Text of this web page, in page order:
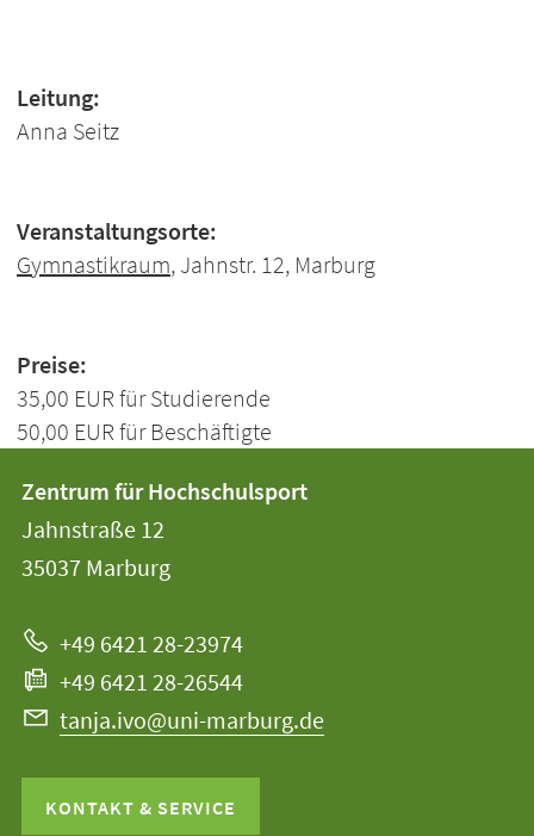
Leitung:
Anna Seitz
Veranstaltungsorte:
Gymnastikraum, Jahnstr. 12, Marburg
Preise:
35,00 EUR für Studierende
50,00 EUR für Beschäftigte
Kontakt
und
Informationen
Website
der
Universität
Marburg
Zentrum für Hochschulsport
Jahnstraße 12
35037 Marburg
+49 6421 28-23974
+49 6421 28-26544
tanja.ivo@uni-marburg.de
KONTAKT & SERVICE